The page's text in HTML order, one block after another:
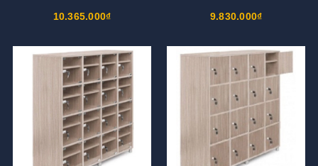
10.365.000₫ 9.830.000₫